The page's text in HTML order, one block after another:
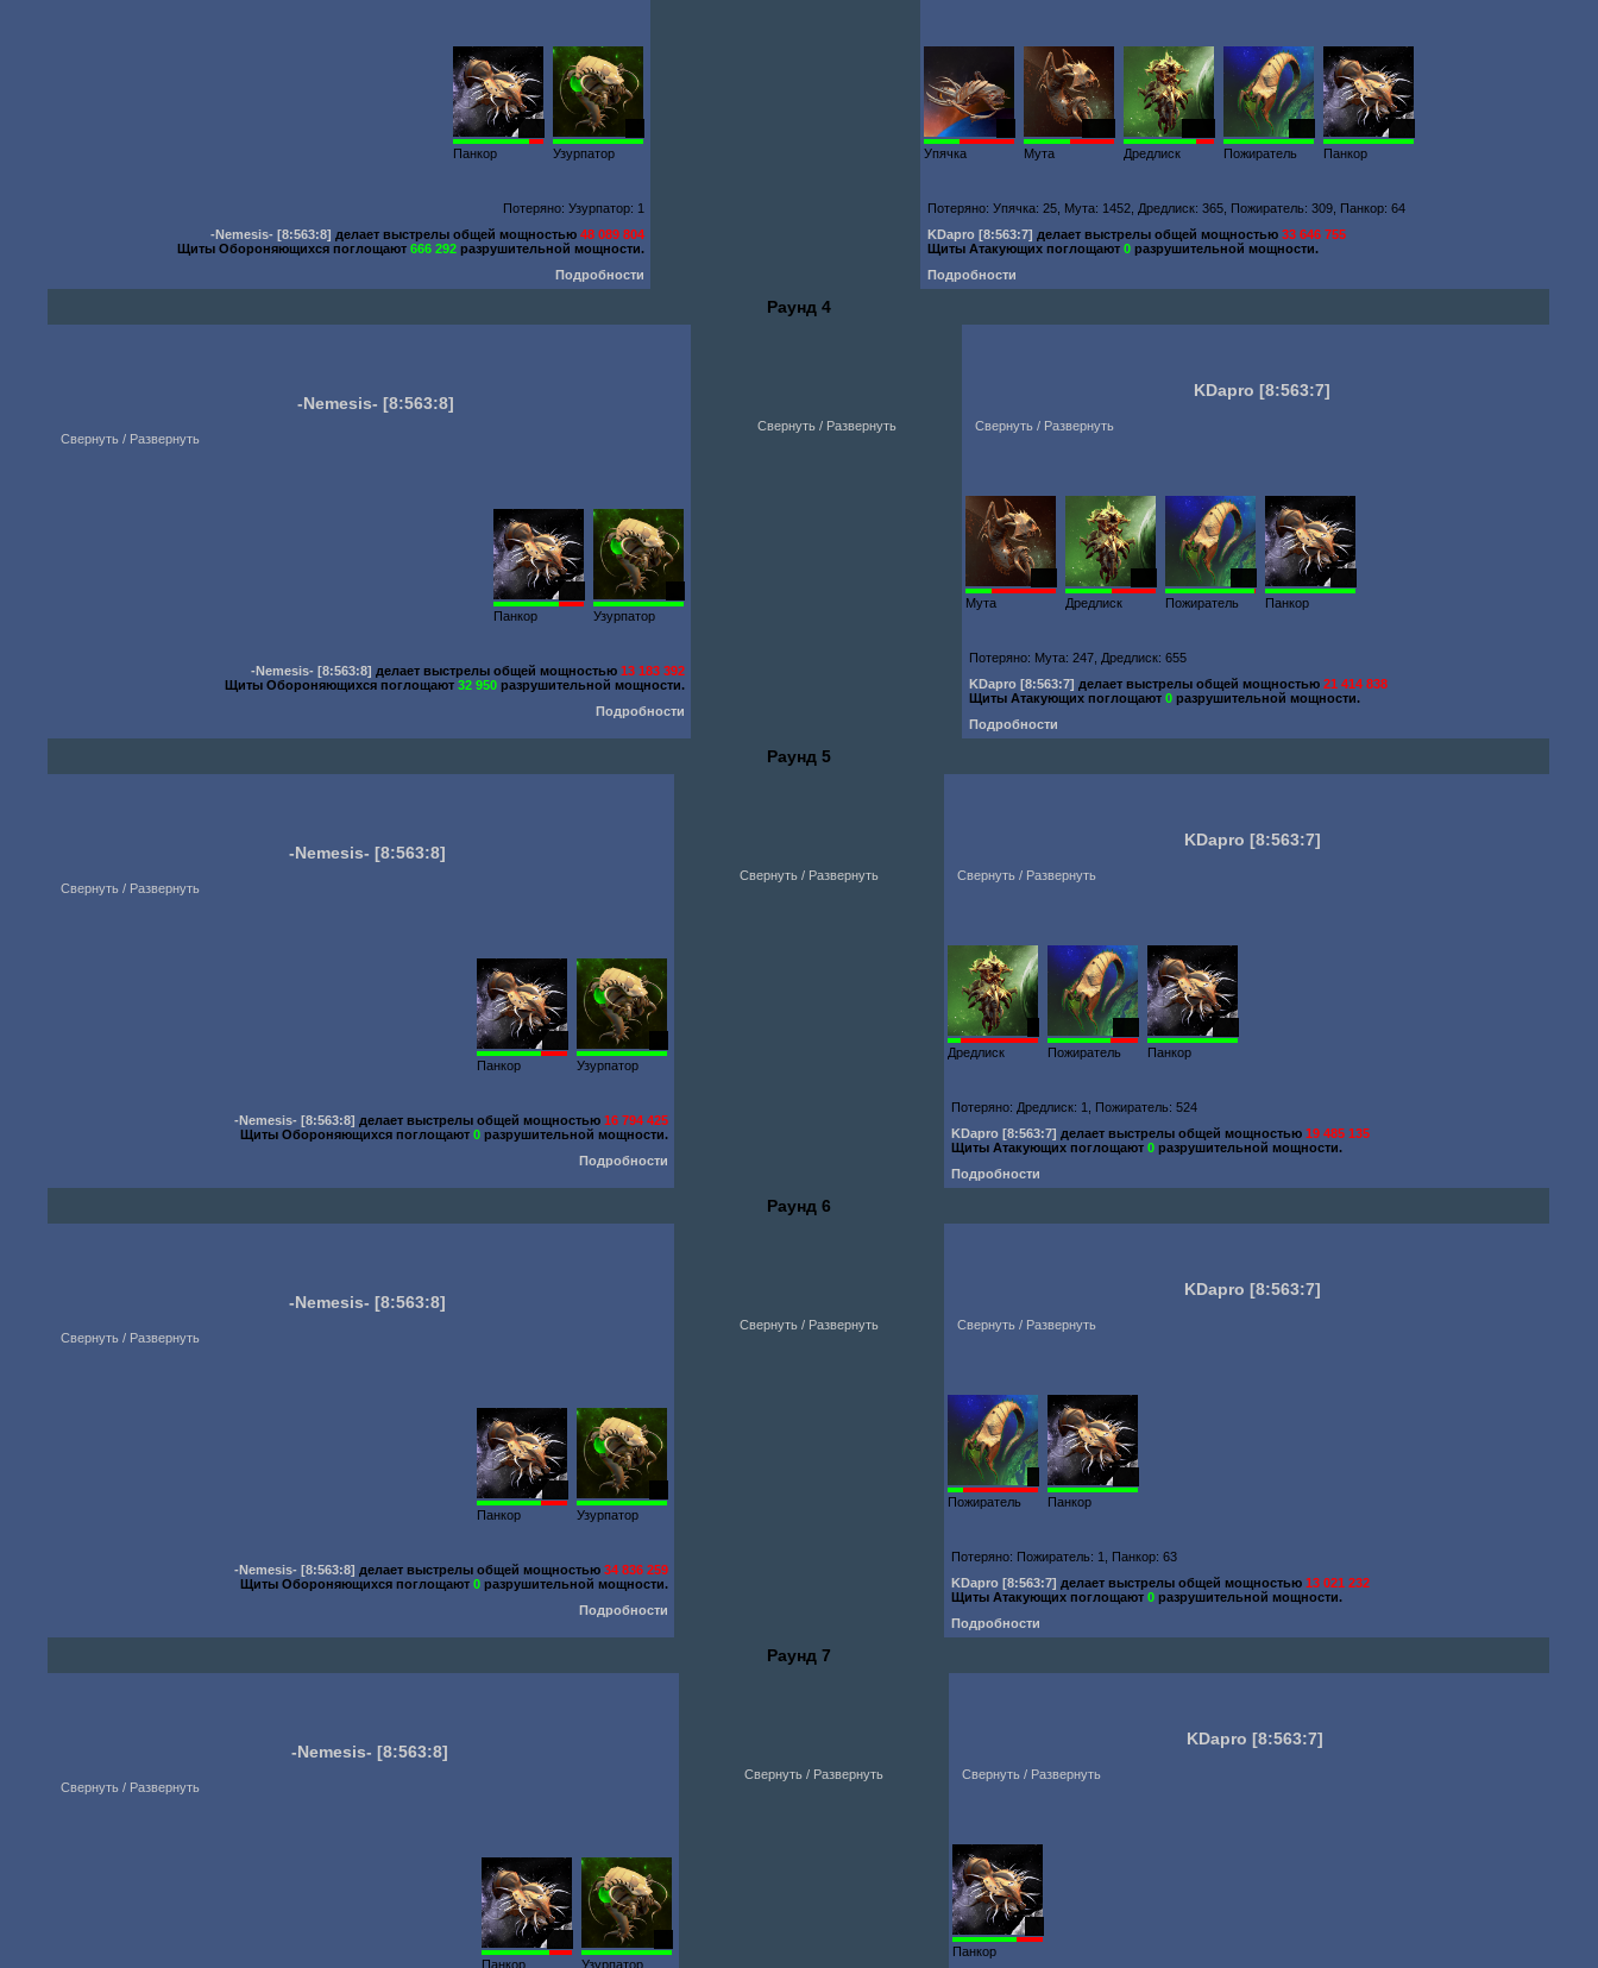
Панкор
Узурпатор
Потеряно: Узурпатор: 1
-Nemesis- [8:563:8] делает выстрелы общей мощностью48 089 804
Щиты Обороняющихся поглощают666 292 разрушительной мощности.
Подробности
Упячка
Мута
Дредлиск
Пожиратель
Панкор
Потеряно: Упячка: 25, Мута: 1452, Дредлиск: 365, Пожиратель: 309, Панкор: 64
KDapro [8:563:7] делает выстрелы общей мощностью33 646 755
Щиты Атакующих поглощают0 разрушительной мощности.
Подробности
Раунд 4
-Nemesis- [8:563:8]
Свернуть / Развернуть
Панкор
Узурпатор
-Nemesis- [8:563:8] делает выстрелы общей мощностью13 183 392
Щиты Обороняющихся поглощают32 950 разрушительной мощности.
Подробности
Свернуть / Развернуть
KDapro [8:563:7]
Свернуть / Развернуть
Мута
Дредлиск
Пожиратель
Панкор
Потеряно: Мута: 247, Дредлиск: 655
KDapro [8:563:7] делает выстрелы общей мощностью21 414 838
Щиты Атакующих поглощают0 разрушительной мощности.
Подробности
Раунд 5
-Nemesis- [8:563:8]
Свернуть / Развернуть
Панкор
Узурпатор
-Nemesis- [8:563:8] делает выстрелы общей мощностью16 794 425
Щиты Обороняющихся поглощают0 разрушительной мощности.
Подробности
Свернуть / Развернуть
KDapro [8:563:7]
Свернуть / Развернуть
Дредлиск
Пожиратель
Панкор
Потеряно: Дредлиск: 1, Пожиратель: 524
KDapro [8:563:7] делает выстрелы общей мощностью19 485 135
Щиты Атакующих поглощают0 разрушительной мощности.
Подробности
Раунд 6
-Nemesis- [8:563:8]
Свернуть / Развернуть
Панкор
Узурпатор
-Nemesis- [8:563:8] делает выстрелы общей мощностью34 836 259
Щиты Обороняющихся поглощают0 разрушительной мощности.
Подробности
Свернуть / Развернуть
KDapro [8:563:7]
Свернуть / Развернуть
Пожиратель
Панкор
Потеряно: Пожиратель: 1, Панкор: 63
KDapro [8:563:7] делает выстрелы общей мощностью13 021 232
Щиты Атакующих поглощают0 разрушительной мощности.
Подробности
Раунд 7
-Nemesis- [8:563:8]
Свернуть / Развернуть
Панкор
Узурпатор
Свернуть / Развернуть
KDapro [8:563:7]
Свернуть / Развернуть
Панкор